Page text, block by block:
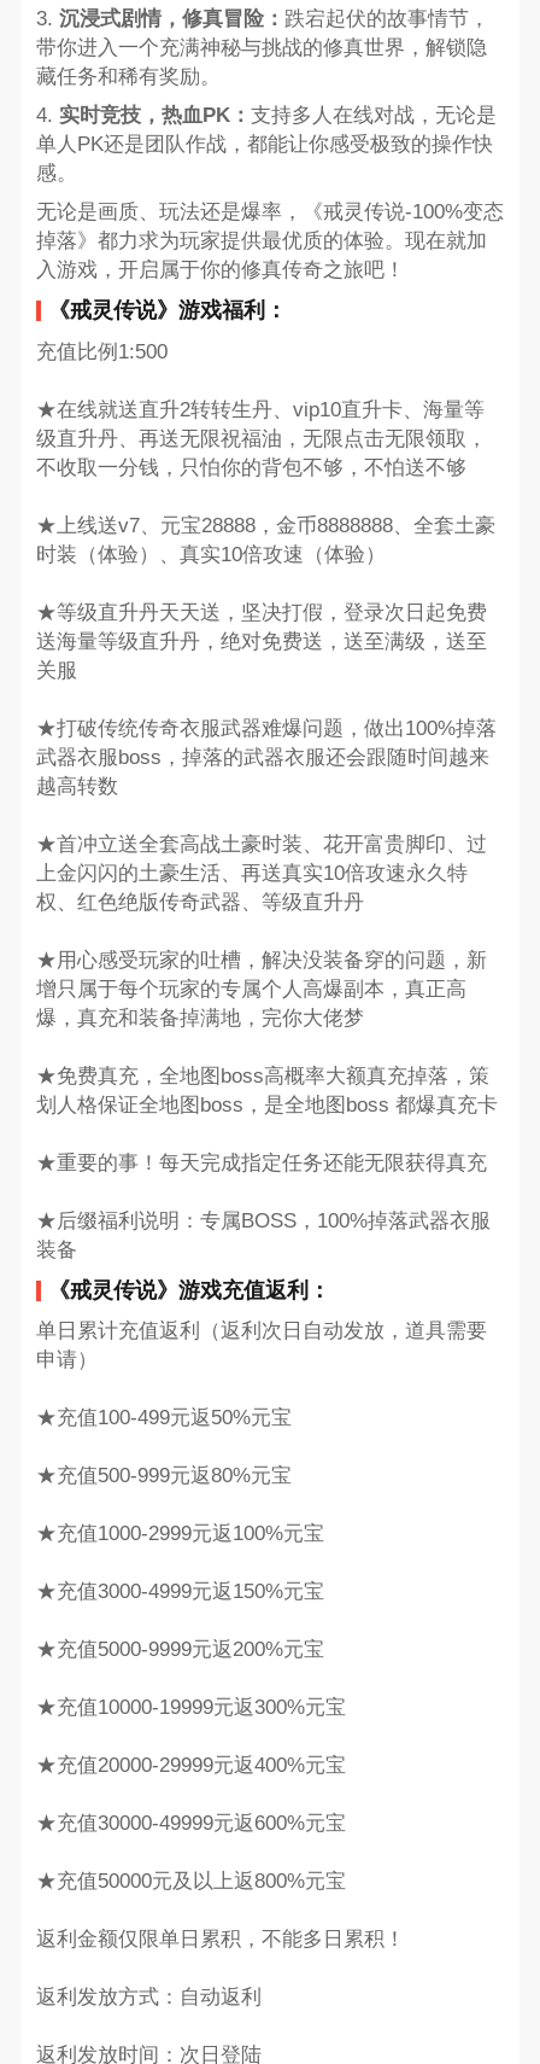
3. 沉浸式剧情，修真冒险： 跌宕起伏的故事情节，
带你进入一个充满神秘与挑战的修真世界，解锁隐
藏任务和稀有奖励。
4. 实时竞技，热血PK： 支持多人在线对战，无论是
单人PK还是团队作战，都能让你感受极致的操作快
感。
无论是画质、玩法还是爆率，《戒灵传说-100%变态
掉落》都力求为玩家提供最优质的体验。现在就加
入游戏，开启属于你的修真传奇之旅吧！
《戒灵传说》游戏福利：
充值比例1:500
★在线就送直升2转转生丹、vip10直升卡、海量等
级直升丹、再送无限祝福油，无限点击无限领取，
不收取一分钱，只怕你的背包不够，不怕送不够
★上线送v7、元宝28888，金币8888888、全套土豪
时装（体验）、真实10倍攻速（体验）
★等级直升丹天天送，坚决打假，登录次日起免费
送海量等级直升丹，绝对免费送，送至满级，送至
关服
★打破传统传奇衣服武器难爆问题，做出100%掉落
武器衣服boss，掉落的武器衣服还会跟随时间越来
越高转数
★首冲立送全套高战土豪时装、花开富贵脚印、过
上金闪闪的土豪生活、再送真实10倍攻速永久特
权、红色绝版传奇武器、等级直升丹
★用心感受玩家的吐槽，解决没装备穿的问题，新
增只属于每个玩家的专属个人高爆副本，真正高
爆，真充和装备掉满地，完你大佬梦
★免费真充，全地图boss高概率大额真充掉落，策
划人格保证全地图boss，是全地图boss 都爆真充卡
★重要的事！每天完成指定任务还能无限获得真充
★后缀福利说明：专属BOSS，100%掉落武器衣服
装备
《戒灵传说》游戏充值返利：
单日累计充值返利（返利次日自动发放，道具需要
申请）
★充值100-499元返50%元宝
★充值500-999元返80%元宝
★充值1000-2999元返100%元宝
★充值3000-4999元返150%元宝
★充值5000-9999元返200%元宝
★充值10000-19999元返300%元宝
★充值20000-29999元返400%元宝
★充值30000-49999元返600%元宝
★充值50000元及以上返800%元宝
返利金额仅限单日累积，不能多日累积！
返利发放方式：自动返利
返利发放时间：次日登陆